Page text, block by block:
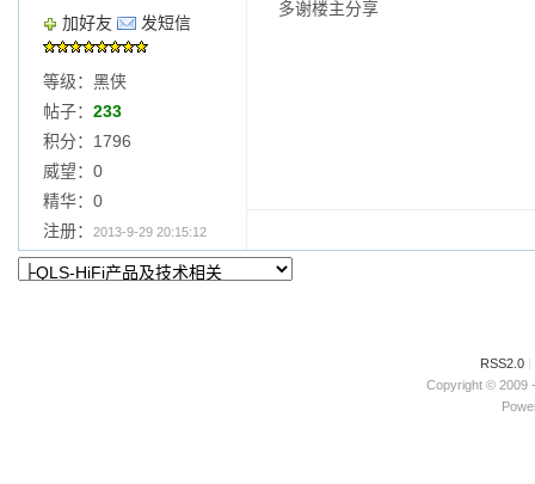
加好友 发短信
等级：黑侠
帖子： 233
积分：1796
威望：0
精华：0
注册：
2013-9-29 20:15:12
多谢楼主分享
RSS2.0 |
Copyright © 2009